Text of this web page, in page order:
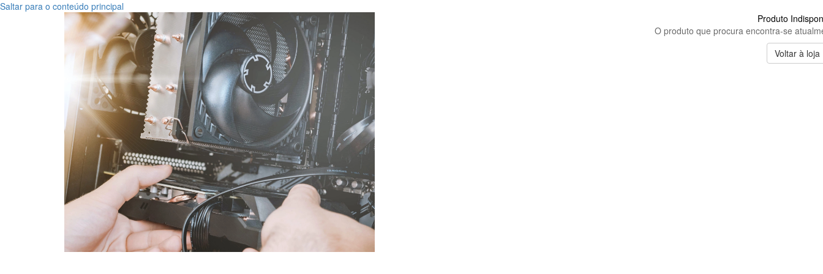
Saltar para o conteúdo principal
Produto
O produto que procura encontra-se
Voltar à loja